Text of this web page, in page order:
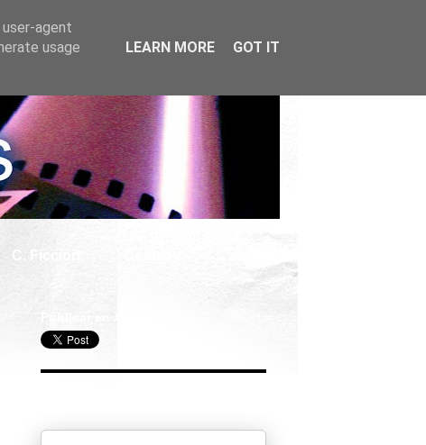
C. Ficción
agent
usage
LEARN MORE GOT IT